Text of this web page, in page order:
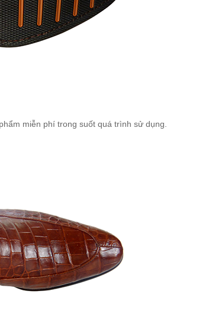
miễn phí trong suốt quá trình sử dụng.